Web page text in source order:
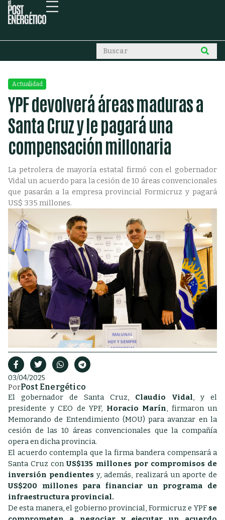
Actualidad
YPF devolverá áreas maduras a
Santa Cruz y le pagará una
compensación millonaria
La petrolera de mayoría estatal firmó con el gobernador
Vidal un acuerdo para la cesión de 10 áreas convencionales
que pasarán a la empresa provincial Formicruz y pagará
US$ 335 millones.
03/04/2025
PorPost Energético
El gobernador de Santa Cruz, Claudio Vidal, y el
presidente y CEO de YPF, Horacio Marín, firmaron un
Memorando de Entendimiento (MOU) para avanzar en la
cesión de las 10 áreas convencionales que la compañía
opera en dicha provincia.
El acuerdo contempla que la firma bandera compensará a
Santa Cruz conUS$135 millones por compromisos de
inversión pendientes y, además, realizará un aporte de
US$200 millones para financiar un programa de
infraestructura provincial.
De esta manera, el gobierno provincial, Formicruz e YPF se